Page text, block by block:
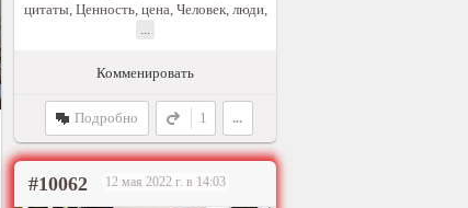
цитаты, Ценность, цена, Человек, люди,
...
Комменировать
Подробно 1 ...
#10062 12 мая 2022 г. в 14:03